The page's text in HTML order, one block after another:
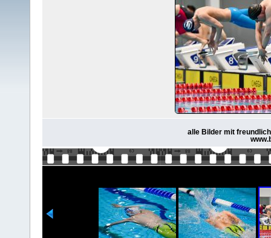
alle Bilder mit